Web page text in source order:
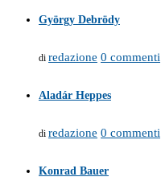
György Debrödy
di redazione 0 commenti
Aladár Heppes
di redazione 0 commenti
Konrad Bauer